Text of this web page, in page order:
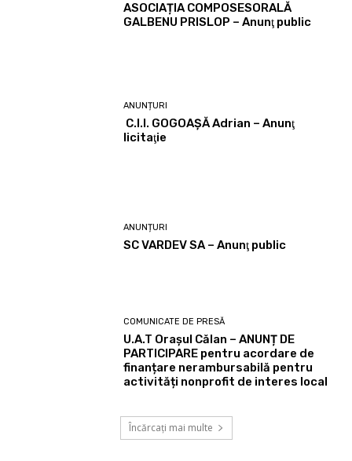
ASOCIAȚIA COMPOSESORALĂ
GALBENU PRISLOP – Anunţ public
ANUNȚURI
C.I.I. GOGOAŞĂ Adrian – Anunţ
licitaţie
ANUNȚURI
SC VARDEV SA – Anunţ public
COMUNICATE DE PRESĂ
U.A.T Orașul Călan – ANUNȚ DE
PARTICIPARE pentru acordare de
finanțare nerambursabilă pentru
activități nonprofit de interes local
Încărcați mai multe